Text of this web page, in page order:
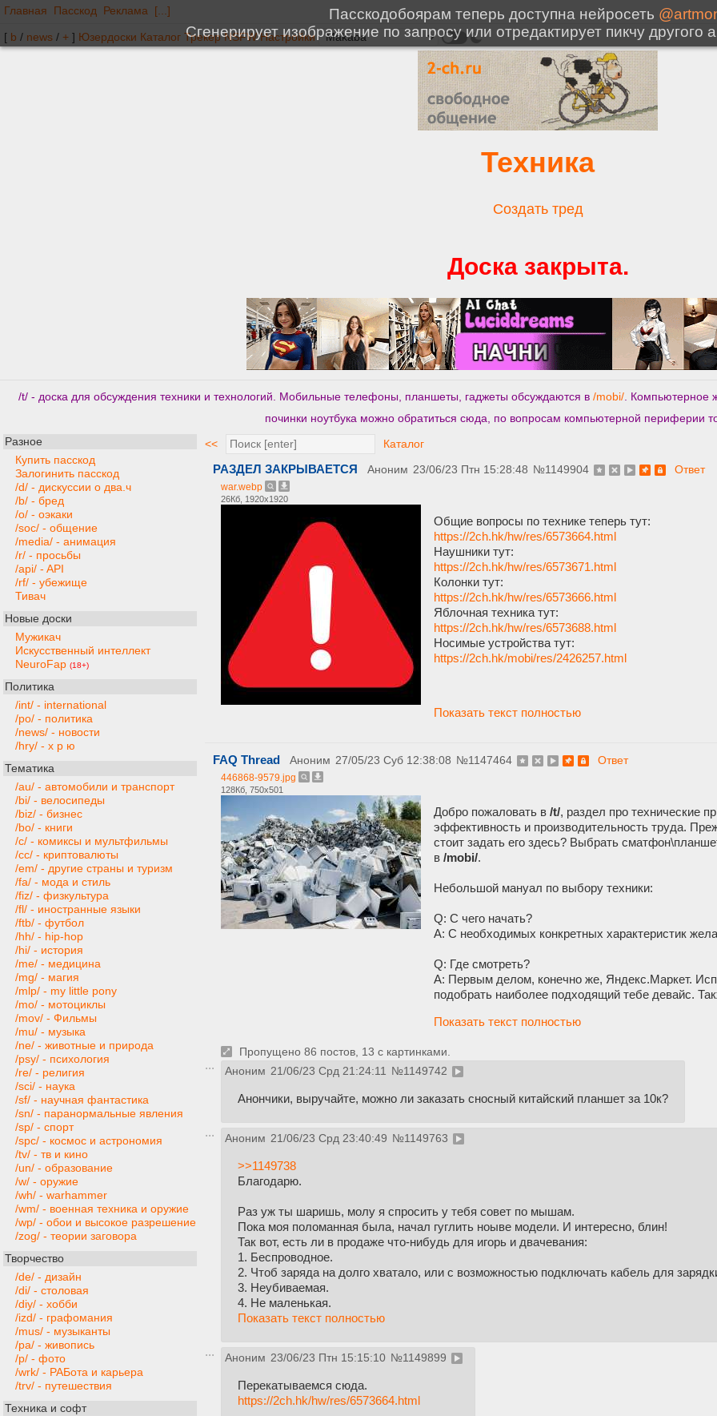
Главная Пасскод Реклама [...]
[ b / news / + ] Юзердоски Каталог Трекер NSFW Настройки
Техника
Создать тред
Доска закрыта.
/t/ - доска для обсуждения техники и технологий. Мобильные телефоны, планшеты, гаджеты обсуждаются в /mobi/. Компьютерное
починки ноутбука можно обратиться сюда, по вопросам компьютерной периферии
Разное
Купить пасскод
Залогинить пасскод
/d/ - дискуссии о два.ч
/b/ - бред
/o/ - оэкаки
/soc/ - общение
/media/ - анимация
/r/ - просьбы
/api/ - API
/rf/ - убежище
Тивач
Новые доски
Мужикач
Искусственный интеллект
NeuroFap (18+)
Политика
/int/ - international
/po/ - политика
/news/ - новости
/hry/ - х р ю
Тематика
/au/ - автомобили и транспорт
/bi/ - велосипеды
/biz/ - бизнес
/bo/ - книги
/c/ - комиксы и мультфильмы
/cc/ - криптовалюты
/em/ - другие страны и туризм
/fa/ - мода и стиль
/fiz/ - физкультура
/fl/ - иностранные языки
/ftb/ - футбол
/hh/ - hip-hop
/hi/ - история
/me/ - медицина
/mg/ - магия
/mlp/ - my little pony
/mo/ - мотоциклы
/mov/ - Фильмы
/mu/ - музыка
/ne/ - животные и природа
/psy/ - психология
/re/ - религия
/sci/ - наука
/sf/ - научная фантастика
/sn/ - паранормальные явления
/sp/ - спорт
/spc/ - космос и астрономия
/tv/ - тв и кино
/un/ - образование
/w/ - оружие
/wh/ - warhammer
/wm/ - военная техника и оружие
/wp/ - обои и высокое разрешение
/zog/ - теории заговора
Творчество
/de/ - дизайн
/di/ - столовая
/diy/ - хобби
/izd/ - графомания
/mus/ - музыканты
/pa/ - живопись
/p/ - фото
/wrk/ - РАБота и карьера
/trv/ - путешествия
Техника и софт
<< Каталог
РАЗДЕЛ ЗАКРЫВАЕТСЯ Аноним 23/06/23 Птн 15:28:48 №1149904 Ответ
war.webp
26Кб, 1920x1920
Общие вопросы по технике теперь тут:
https://2ch.hk/hw/res/6573664.html
Наушники тут:
https://2ch.hk/hw/res/6573671.html
Колонки тут:
https://2ch.hk/hw/res/6573666.html
Яблочная техника тут:
https://2ch.hk/hw/res/6573688.html
Носимые устройства тут:
https://2ch.hk/mobi/res/2426257.html
Показать текст полностью
FAQ Thread Аноним 27/05/23 Суб 12:38:08 №1147464 Ответ
446868-9579.jpg
128Кб, 750x501
Добро пожаловать в /t/, раздел про технические
эффективность и производительность труда.
стоит задать его здесь? Выбрать
в /mobi/.
Небольшой мануал по выбору техники:
Q: С чего начать?
A: С необходимых конкретных характеристик
Q: Где смотреть?
A: Первым делом, конечно же, Яндекс.Маркет.
подобрать наиболее подходящий тебе девайс.
Показать текст полностью
Пропущено 86 постов, 13 с картинками.
Аноним 21/06/23 Срд 21:24:11 №1149742
Анончики, выручайте, можно ли заказать сносный китайский планшет за 10к?
Аноним 21/06/23 Срд 23:40:49 №1149763
>>1149738
Благодарю.
Раз уж ты шаришь, молу я спросить у тебя совет по мышам.
Пока моя поломанная была, начал гуглить ноыве модели. И интересно, блин!
Так вот, есть ли в продаже что-нибудь для игорь и двачевания:
1. Беспроводное.
2. Чтоб заряда на долго хватало, или с возможностью подключать кабель для
3. Неубиваемая.
4. Не маленькая.
Показать текст полностью
Аноним 23/06/23 Птн 15:15:10 №1149899
Перекатываемся сюда.
https://2ch.hk/hw/res/6573664.html